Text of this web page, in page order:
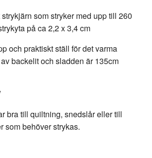
som stryker med upp till 260
på ca 2,2 x 3,4 cm
och praktiskt ställ för det varma
backelit och sladden är 135cm
bra till quiltning, snedslår eller till
som behöver strykas.